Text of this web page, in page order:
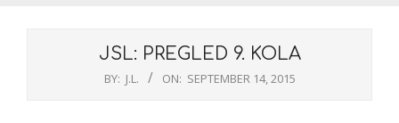
JSL: PREGLED 9. KOLA
BY: J.L. ON: SEPTEMBER 14, 2015